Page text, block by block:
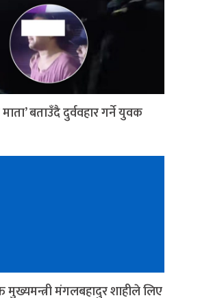
बताउँदै दुर्ववहार गर्ने युवक
मुख्यमन्त्री मंगलबहादुर शाहीले लिए